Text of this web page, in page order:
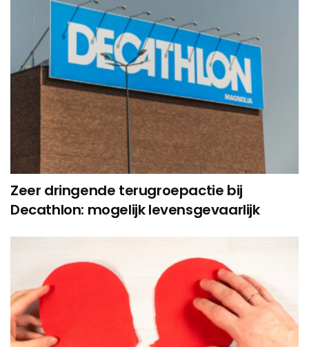
Zeer dringende terugroepactie bij
Decathlon: mogelijk levensgevaarlijk